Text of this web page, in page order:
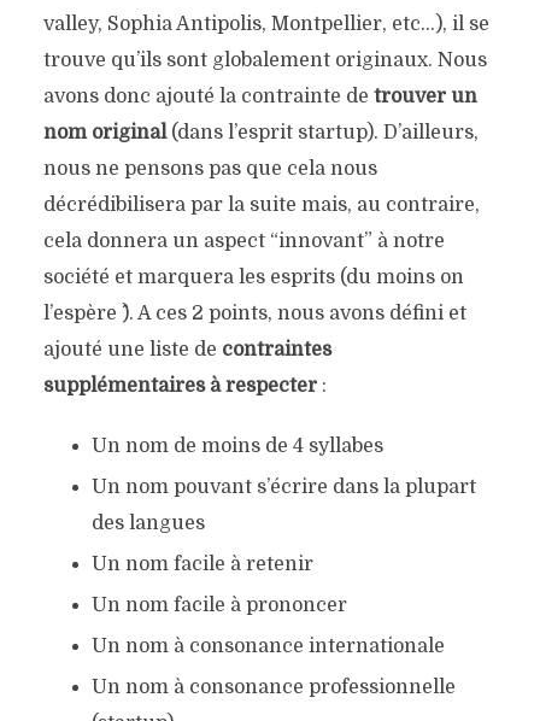
valley, Sophia Antipolis, Montpellier, etc…), il se
trouve qu’ils sont globalement originaux. Nous
avons donc ajouté la contrainte de trouver un
nom original(dans l’esprit startup). D’ailleurs,
nous ne pensons pas que cela nous
décrédibilisera par la suite mais, au contraire,
cela donnera un aspect “innovant” à notre
société et marquera les esprits (du moins on
l’espère ^^). A ces 2 points, nous avons défini et
ajouté une liste de contraintes
supplémentaires à respecter :
Un nom de moins de 4 syllabes
Un nom pouvant s’écrire dans la plupart
des langues
Un nom facile à retenir
Un nom facile à prononcer
Un nom à consonance internationale
Un nom à consonance professionnelle